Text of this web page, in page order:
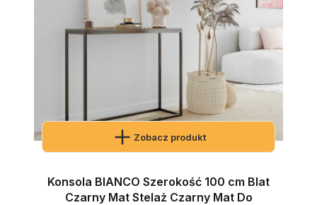
Zobacz produkt
Konsola BIANCO Szerokość 100 cm Blat
Czarny Mat Stelaż Czarny Mat Do